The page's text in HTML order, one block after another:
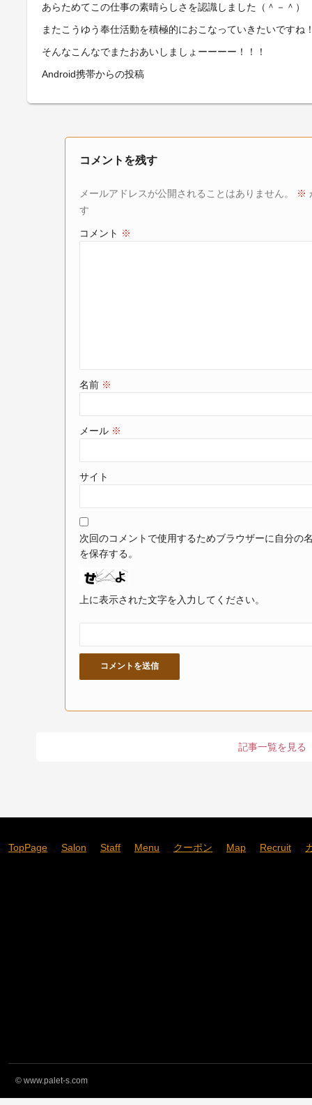
あらためてこの仕事の素晴らしさを認識しました（＾－＾）
またこうゆう奉仕活動を積極的におこなっていきたいですね
そんなこんなでまたおあいしましょーーーー！！！
Android携帯からの投稿
コメントを残す
メールアドレスが公開されることはありません。 ※
す
コメント ※
名前 ※
メール ※
サイト
次回のコメントで使用するためブラウザーに自分の
を保存する。
上に表示された文字を入力してください。
記事一覧を見る
TopPage Salon Staff Menu クーポン Map Recruit
© www.palet-s.com